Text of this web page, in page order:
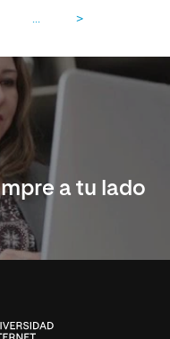
… >
a tu lado